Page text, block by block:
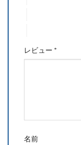
レビュー *
名前